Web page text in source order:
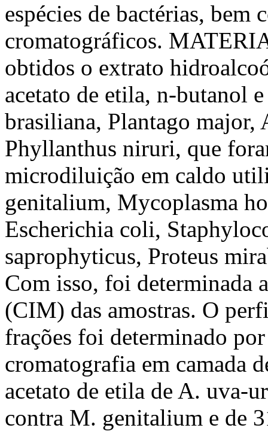
espécies de bactérias, bem
cromatográficos.
obtidos o extrato
acetato de etila, n-butanol
brasiliana, Plantago major,
Phyllanthus niruri, que
microdiluição em caldo
genitalium, Mycoplasma
Escherichia coli,
saprophyticus, Proteus
Com isso, foi determinada
(CIM) das amostras. O
frações foi determinado
cromatografia em camada
acetato de etila de A. uva-
contra M. genitalium e de